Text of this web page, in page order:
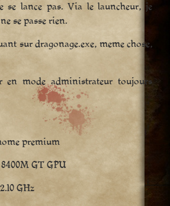
se lance pas. Via le launcheur, je
se passe rien.
sur dragonage.exe, meme chose,
en mode administrateur toujours
premium
GT GPU
GHz